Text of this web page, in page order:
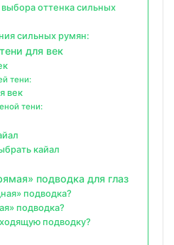
оттенка сильных
сильных румян:
для век
тени:
век
тени:
кайал
подводка для глаз
подводка?
подводка?
подводку?